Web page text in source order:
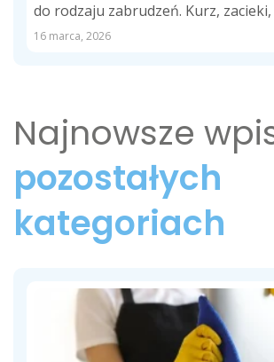
do rodzaju zabrudzeń. Kurz, zacieki,
16 marca, 2026
Najnowsze
pozostałych
kategoriach